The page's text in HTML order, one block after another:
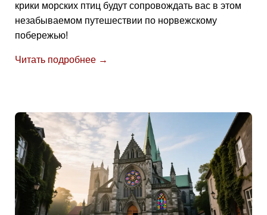
крики морских птиц будут сопровождать вас в этом
незабываемом путешествии по норвежскому
побережью!
Читать подробнее →